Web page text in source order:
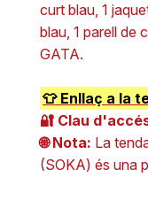
curt blau, 1
blau, 1 parell de
GATA.
👕 Enllaç a la
🔐 Clau
🌐 Nota: La
(SOKA) és una